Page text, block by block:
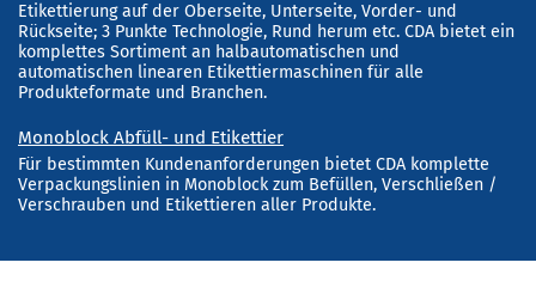
Etikettierung auf der Oberseite, Unterseite, Vorder- und
Rückseite; 3 Punkte Technologie, Rund herum etc. CDA bietet ein
komplettes Sortiment an halbautomatischen und
automatischen linearen Etikettiermaschinen für alle
Produkteformate und Branchen.
Monoblock Abfüll- und Etikettier
Für bestimmten Kundenanforderungen bietet CDA komplette
Verpackungslinien in Monoblock zum Befüllen, Verschließen /
Verschrauben und Etikettieren aller Produkte.